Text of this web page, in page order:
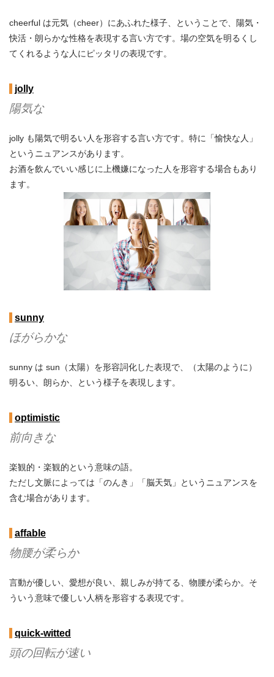
cheerful は元気（cheer）にあふれた様子、ということで、陽気・
快活・朗らかな性格を表現する言い方です。場の空気を明るくし
てくれるような人にピッタリの表現です。
jolly
陽気な
jolly も陽気で明るい人を形容する言い方です。特に「愉快な人」
というニュアンスがあります。
お酒を飲んでいい感じに上機嫌になった人を形容する場合もあり
ます。
sunny
ほがらかな
sunny は sun（太陽）を形容詞化した表現で、（太陽のように）
明るい、朗らか、という様子を表現します。
optimistic
前向きな
楽観的・楽観的という意味の語。
ただし文脈によっては「のんき」「脳天気」というニュアンスを
含む場合があります。
affable
物腰が柔らか
言動が優しい、愛想が良い、親しみが持てる、物腰が柔らか。そ
ういう意味で優しい人柄を形容する表現です。
quick-witted
頭の回転が速い